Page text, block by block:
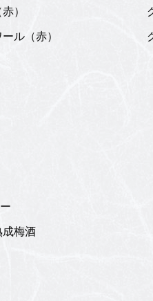
）
ル（赤）
成梅酒